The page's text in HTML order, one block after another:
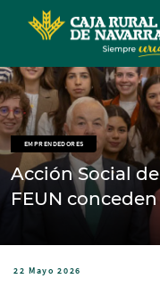
EMPRENDEDORES
Acción Social
FEUN
22 Mayo 2026